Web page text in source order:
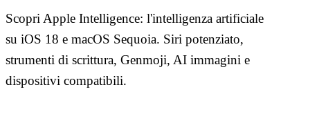
Scopri Apple Intelligence: l'intelligenza artificiale
su iOS 18 e macOS Sequoia. Siri potenziato,
strumenti di scrittura, Genmoji, AI immagini e
dispositivi compatibili.